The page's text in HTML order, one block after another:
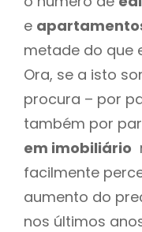
e
metade do que
Ora, se a isto
procura – por
também por
em imobiliário
facilmente
aumento do
nos últimos